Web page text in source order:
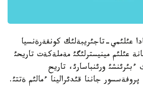
عئلئمي-تاجئريبةلئك كونفةرةنسيا
عئلئم مينيسترلئگئ مةملةكةت تاريحئ
ءبئرئنشئ ورئنباسارئ، تاريح
جاننا قئدئرالينا ءمالئم ةتتئ.